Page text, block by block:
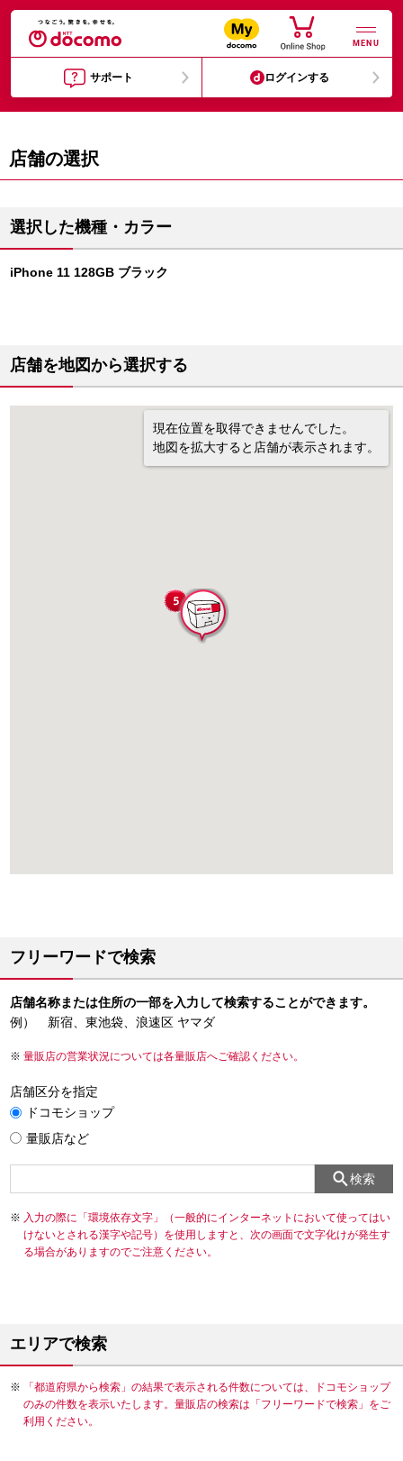
MENU
サポート ログインする
店舗の選択
選択した機種・カラー
iPhone 11 128GB ブラック
店舗を地図から選択する
現在位置を取得できませんでした。
地図を拡大すると店舗が表示されます。
フリーワードで検索
店舗名称または住所の一部を入力して検索することができます。
例） 新宿、東池袋、浪速区 ヤマダ
量販店の営業状況については各量販店へご確認ください。
店舗区分を指定
ドコモショップ
量販店など
検索
入力の際に「環境依存文字」（一般的にインターネットにおいて使ってはい
けないとされる漢字や記号）を使用しますと、次の画面で文字化けが発生す
る場合がありますのでご注意ください。
エリアで検索
「都道府県から検索」の結果で表示される件数については、ドコモショップ
のみの件数を表示いたします。量販店の検索は「フリーワードで検索」をご
利用ください。